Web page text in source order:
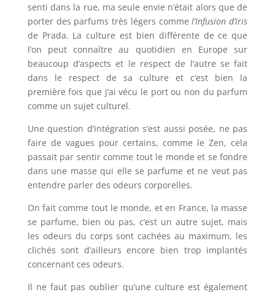
senti dans la rue, ma seule envie n’était alors que de
porter des parfums très légers commel’Infusion d’iris
de Prada. La culture est bien différente de ce que
l’on peut connaître au quotidien en Europe sur
beaucoup d’aspects et le respect de l’autre se fait
dans le respect de sa culture et c’est bien la
première fois que j’ai vécu le port ou non du parfum
comme un sujet culturel.
Une question d’intégration s’est aussi posée, ne pas
faire de vagues pour certains, comme le Zen, cela
passait par sentir comme tout le monde et se fondre
dans une masse qui elle se parfume et ne veut pas
entendre parler des odeurs corporelles.
On fait comme tout le monde, et en France, la masse
se parfume, bien ou pas, c’est un autre sujet, mais
les odeurs du corps sont cachées au maximum, les
clichés sont d’ailleurs encore bien trop implantés
concernant ces odeurs.
Il ne faut pas oublier qu’une culture est également